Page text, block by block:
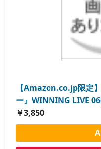
【Amazon.co.jp限定
ー』WINNING LIVE
￥3,850